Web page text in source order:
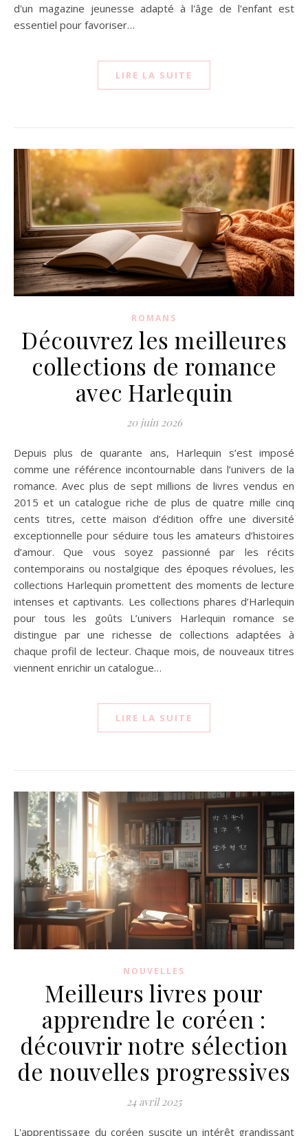
d'un magazine jeunesse adapté à l'âge de l'enfant est
essentiel pour favoriser…
LIRE LA SUITE
ROMANS
Découvrez les meilleures
collections de romance
avec Harlequin
20 juin 2026
Depuis plus de quarante ans, Harlequin s’est imposé
comme une référence incontournable dans l’univers de la
romance. Avec plus de sept millions de livres vendus en
2015 et un catalogue riche de plus de quatre mille cinq
cents titres, cette maison d’édition offre une diversité
exceptionnelle pour séduire tous les amateurs d’histoires
d’amour. Que vous soyez passionné par les récits
contemporains ou nostalgique des époques révolues, les
collections Harlequin promettent des moments de lecture
intenses et captivants. Les collections phares d’Harlequin
pour tous les goûts L’univers Harlequin romance se
distingue par une richesse de collections adaptées à
chaque profil de lecteur. Chaque mois, de nouveaux titres
viennent enrichir un catalogue…
LIRE LA SUITE
NOUVELLES
Meilleurs livres pour
apprendre le coréen :
découvrir notre sélection
de nouvelles progressives
24 avril 2025
L'apprentissage du coréen suscite un intérêt grandissant